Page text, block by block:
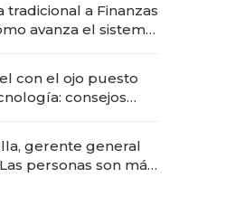
tradicional a Finanzas
avanza el sistema
con el ojo puesto
consejos
gerente general
personas son más